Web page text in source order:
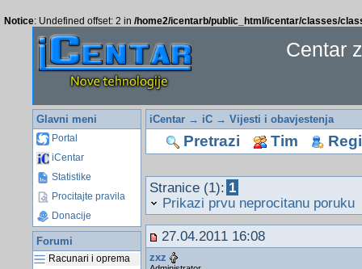
Notice: Undefined offset: 2 in /home2/icentarb/public_html/icentar/classes/
Centar
Glavni meni
Portal
iCentar
Statistike
Procitajte pravila
Donacije
Forumi
Racunari i oprema
iCentar→ iC→ Vijesti i obavjestenja
Pretrazi Tim
Stranice (1): 1
Prikazi prvu neprocitanu poruku
27.04.2011 16:08
zxz